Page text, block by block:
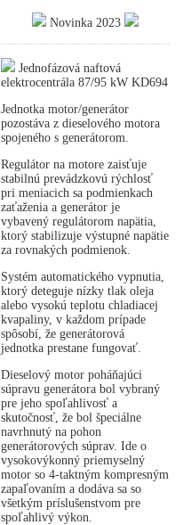
Novinka 2023
Jednofázová naftová
elektrocentrála 87/95 kW KD694
Jednotka motor/generátor
pozostáva z dieselového motora
spojeného s generátorom.
Regulátor na motore zaisťuje
stabilnú prevádzkovú rýchlosť
pri meniacich sa podmienkach
zaťaženia a generátor je
vybavený regulátorom napätia,
ktorý stabilizuje výstupné napätie
za rovnakých podmienok.
Systém automatického vypnutia,
ktorý deteguje nízky tlak oleja
alebo vysokú teplotu chladiacej
kvapaliny, v každom prípade
spôsobí, že generátorová
jednotka prestane fungovať.
Dieselový motor poháňajúci
súpravu generátora bol vybraný
pre jeho spoľahlivosť a
skutočnosť, že bol špeciálne
navrhnutý na pohon
generátorových súprav. Ide o
vysokovýkonný priemyselný
motor so 4-taktným kompresným
zapaľovaním a dodáva sa so
všetkým príslušenstvom pre
spoľahlivý výkon.